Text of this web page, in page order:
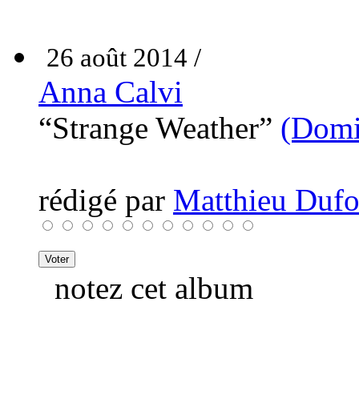
26 août 2014 /
Anna Calvi
“Strange Weather”
rédigé par Matthieu
notez cet album